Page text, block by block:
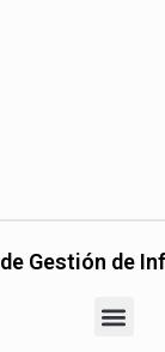
Gestión de